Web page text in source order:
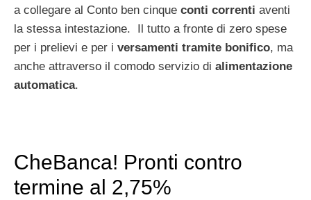
a collegare al Conto ben cinque conti correnti aventi
la stessa intestazione. Il tutto a fronte di zero spese
per i prelievi e per i versamenti tramite bonifico, ma
anche attraverso il comodo servizio di alimentazione
automatica.
CheBanca! Pronti contro
termine al 2,75%